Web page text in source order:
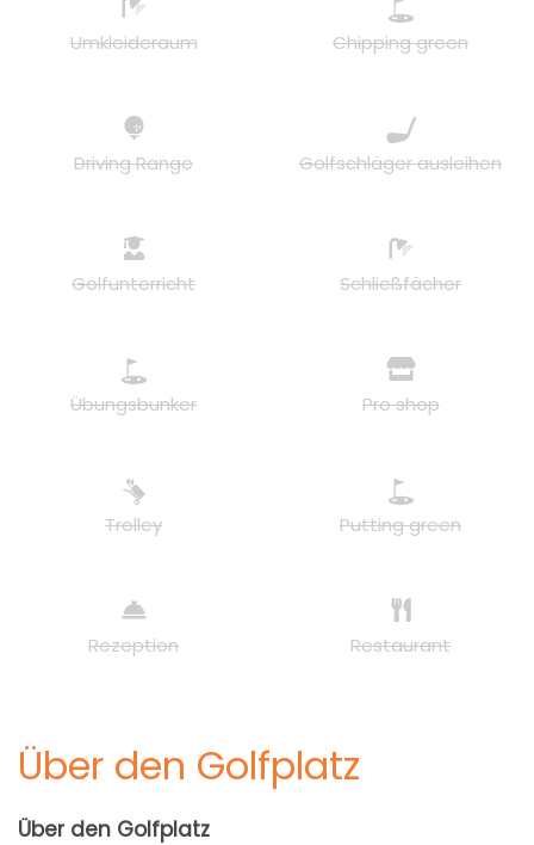
Umkleideraum Chipping green
Driving Range Golfschläger ausleihen
Golfunterricht Schließfächer
Übungsbunker Pro shop
Trolley Putting green
Rezeption Restaurant
Über den Golfplatz
Über den Golfplatz